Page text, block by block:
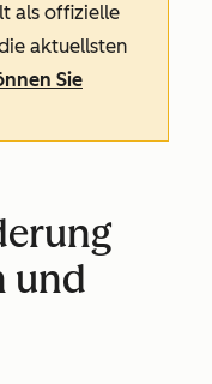
als offizielle
aktuellsten
Sie
und